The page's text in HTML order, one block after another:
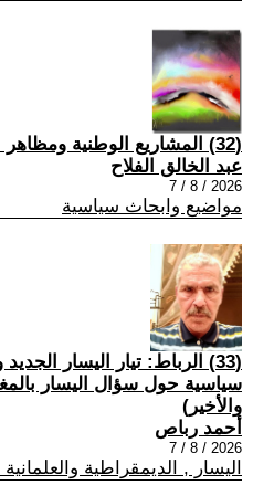
(32) المشاريع الوطنية ومظاهر السيادة
عبد الخالق الفلاح
2026 / 8 / 7
مواضيع وابحاث سياسية
(33) الرباط: تيار اليسار
سياسية حول سؤال اليسار
والأخير)
أحمد رباص
2026 / 8 / 7
اليسار , الديمقراطية